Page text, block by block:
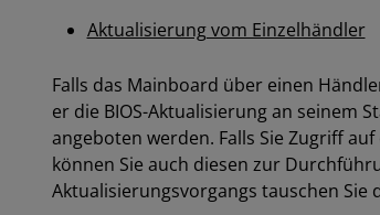
Aktualisierung vom Einzelhändler
Falls das Mainboard über einen
er die BIOS-Aktualisierung an seinem
angeboten werden. Falls Sie Zugriff
können Sie auch diesen zur
Aktualisierungsvorgangs tauschen Sie